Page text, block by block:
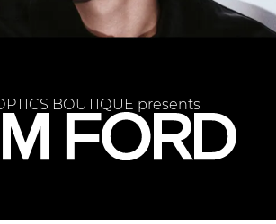
BOUTIQUE presents